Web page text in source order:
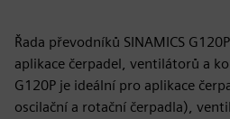
Řada převodníků SINAMICS
aplikace čerpadel, ventilátorů a
G120P je ideální pro aplikace
oscilační a rotační čerpadla),